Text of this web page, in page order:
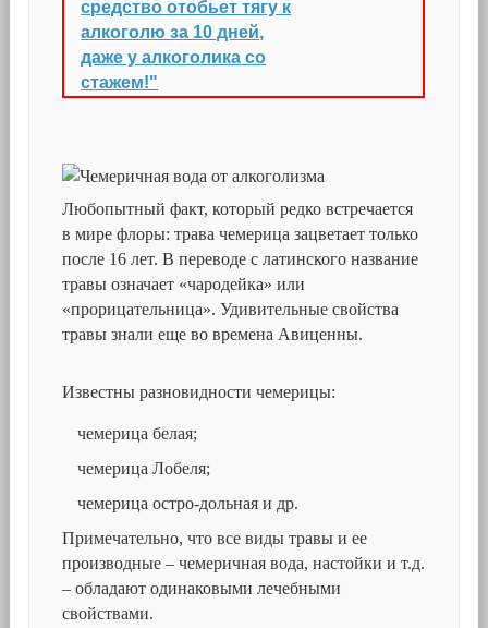
средство отобьет тягу к
алкоголю за 10 дней,
даже у алкоголика со
стажем!"
Любопытный факт, который редко встречается
в мире флоры: трава чемерица зацветает только
после 16 лет. В переводе с латинского название
травы означает «чародейка» или
«прорицательница». Удивительные свойства
травы знали еще во времена Авиценны.
Известны разновидности чемерицы:
чемерица белая;
чемерица Лобеля;
чемерица остро-дольная и др.
Примечательно, что все виды травы и ее
производные – чемеричная вода, настойки и т.д.
– обладают одинаковыми лечебными
свойствами.